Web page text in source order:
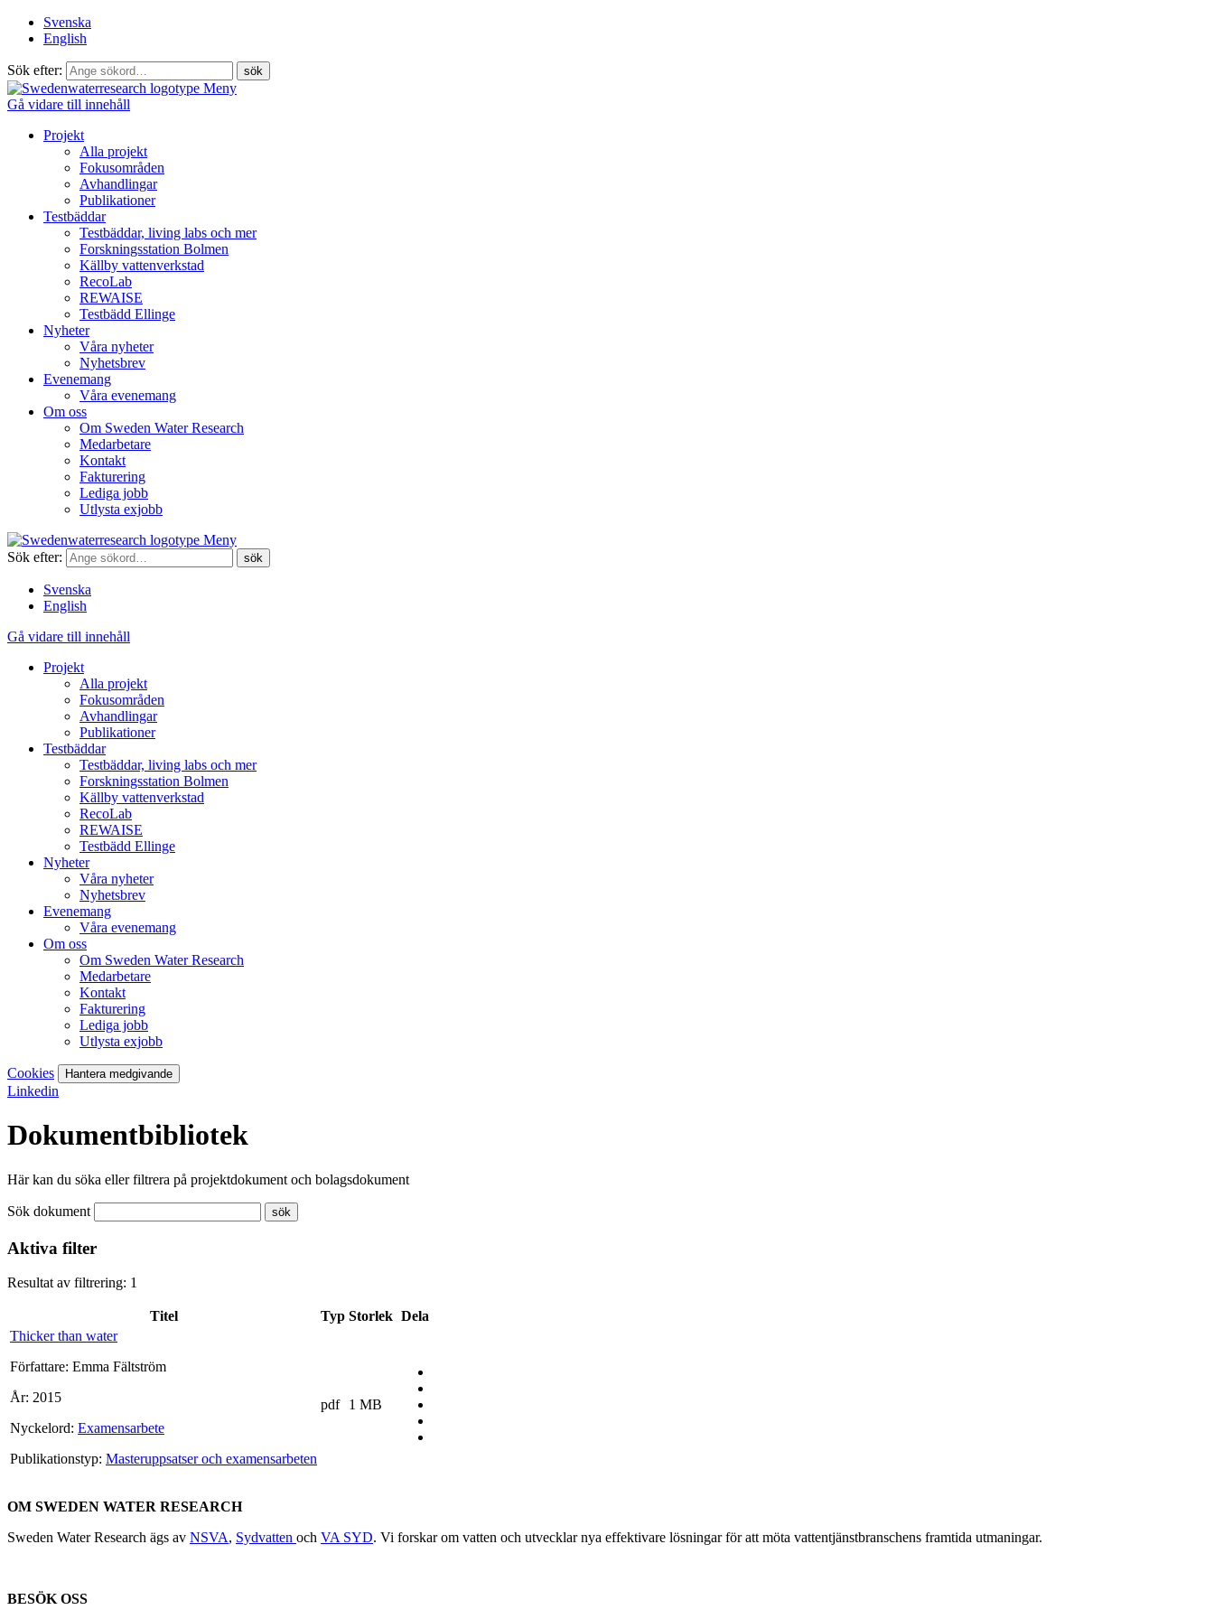
Svenska
English
Sök efter:
Meny
Gå vidare till innehåll
Projekt
Alla projekt
Fokusområden
Avhandlingar
Publikationer
Testbäddar
Testbäddar, living labs och mer
Forskningsstation Bolmen
Källby vattenverkstad
RecoLab
REWAISE
Testbädd Ellinge
Nyheter
Våra nyheter
Nyhetsbrev
Evenemang
Våra evenemang
Om oss
Om Sweden Water Research
Medarbetare
Kontakt
Fakturering
Lediga jobb
Utlysta exjobb
Meny
Sök efter:
Svenska
English
Gå vidare till innehåll
Projekt
Alla projekt
Fokusområden
Avhandlingar
Publikationer
Testbäddar
Testbäddar, living labs och mer
Forskningsstation Bolmen
Källby vattenverkstad
RecoLab
REWAISE
Testbädd Ellinge
Nyheter
Våra nyheter
Nyhetsbrev
Evenemang
Våra evenemang
Om oss
Om Sweden Water Research
Medarbetare
Kontakt
Fakturering
Lediga jobb
Utlysta exjobb
Cookies Hantera medgivande
Linkedin
Dokumentbibliotek
Här kan du söka eller filtrera på projektdokument och bolagsdokument
Sök dokument
Aktiva filter
Resultat av filtrering: 1
Titel Typ Storlek Dela
Thicker than water
Författare: Emma Fältström
År: 2015
Nyckelord: Examensarbete
Publikationstyp: Masteruppsatser och examensarbeten
pdf 1 MB
OM SWEDEN WATER RESEARCH
Sweden Water Research ägs av NSVA, Sydvatten och VA SYD. Vi forskar om vatten och utvecklar nya effektivare lösningar för att möta vattentjänstbranschens framtida utmaningar.
BESÖK OSS